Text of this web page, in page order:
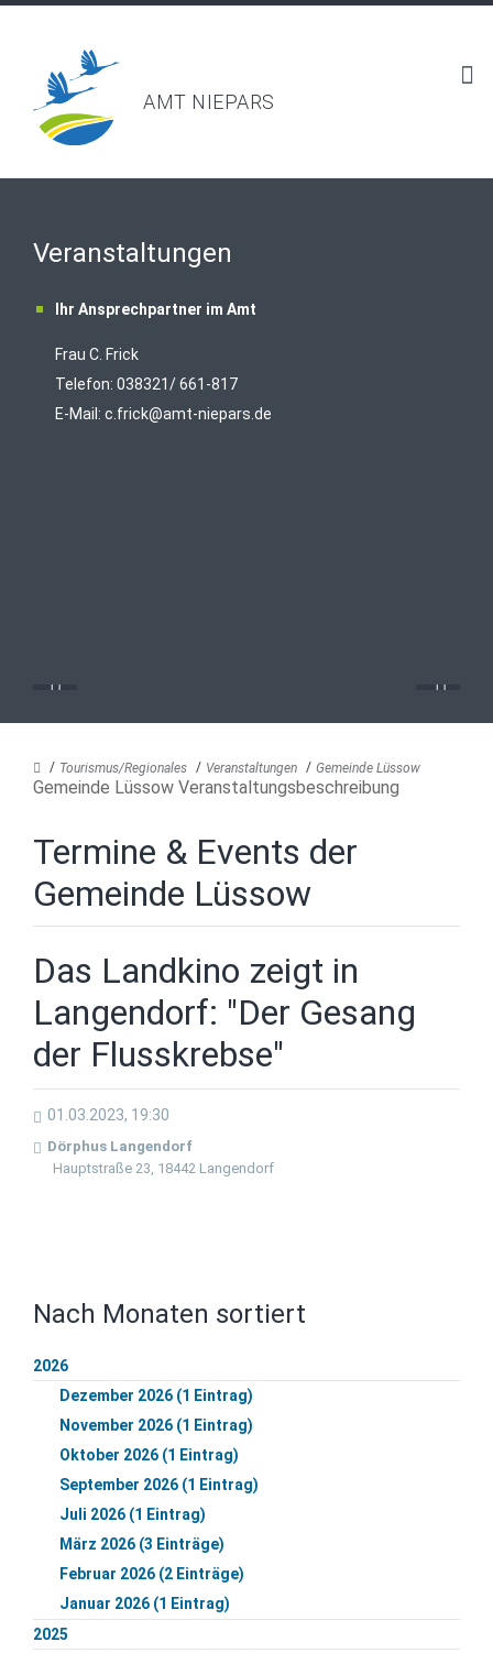
AMT NIEPARS
Veranstaltungen
Ihr Ansprechpartner im Amt
Frau C. Frick
Telefon: 038321/ 661-817
E-Mail: c.frick@amt-niepars.de
Tourismus/Regionales Veranstaltungen Gemeinde Lüssow
Gemeinde Lüssow Veranstaltungsbeschreibung
Termine & Events der
Gemeinde Lüssow
Das Landkino zeigt in
Langendorf: "Der Gesang
der Flusskrebse"
01.03.2023, 19:30
Dörphus Langendorf
Hauptstraße 23, 18442 Langendorf
Nach Monaten sortiert
2026
Dezember 2026 (1 Eintrag)
November 2026 (1 Eintrag)
Oktober 2026 (1 Eintrag)
September 2026 (1 Eintrag)
Juli 2026 (1 Eintrag)
März 2026 (3 Einträge)
Februar 2026 (2 Einträge)
Januar 2026 (1 Eintrag)
2025